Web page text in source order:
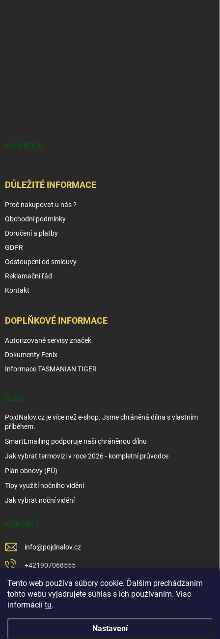
Tento web používa súbory cookie. Ďalším prechádzaním
tohto webu vyjadrujete súhlas s ich používaním. Viac
informácií tu.
Nastavení
FACEBOOK
DŮLEŽITÉ INFORMACE
Proč nakupovat u nás ?
Obchodní podmínky
Doručení a platby
GDPR
Odstoupení od smlouvy
Reklamační řád
Kontakt
DOPLŇKOVÉ INFORMACE
Autorizované servisy značek
Dokumenty Fenix
Informace TASMANIAN TIGER
BLOG
PojdNalov.cz je více než e-shop. Jsme chráněná dílna s vlastním
příběhem.
SmartEmailing podporuje naši chráněnou dílnu
Jak vybrat termovizi v roce 2026 - kompletní průvodce
Plán obnovy (EÚ)
Tipy využití nočního vidění
Jak vybrat noční vidění
KONTAKT
info@pojdnalov.cz
+421907068555
+421902479599
https://www.facebook.com/www.podnalov.sk
podnalov